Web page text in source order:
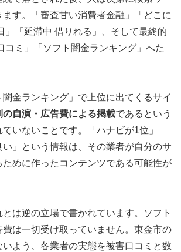
ます。「審査甘い消費者金融」「どこに
」「延滞中 借りれる」、そして最終的
コミ」「ソフト闇金ランキング」へた
金ランキング」で上位に出てくるサイ
の自演・広告費による掲載であるという
いないことです。「ハナビが1位」
い」という情報は、その業者が自分のサ
ために作ったコンテンツである可能性が
は逆の立場で書かれています。ソフト
費は一切受け取っていません。東金市の
よう、各業者の実態を被害口コミと数